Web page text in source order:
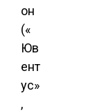
он
(«
Юв
ент
ус»
,